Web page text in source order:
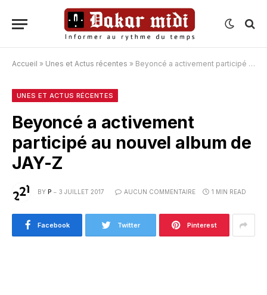
Accueil » Unes et Actus récentes » Beyoncé a activement participé au nouvel album de JAY-Z
UNES ET ACTUS RÉCENTES
Beyoncé a activement
participé au nouvel album de
JAY-Z
BY P 3 JUILLET 2017 AUCUN COMMENTAIRE 1 MIN READ
Facebook Twitter Pinterest